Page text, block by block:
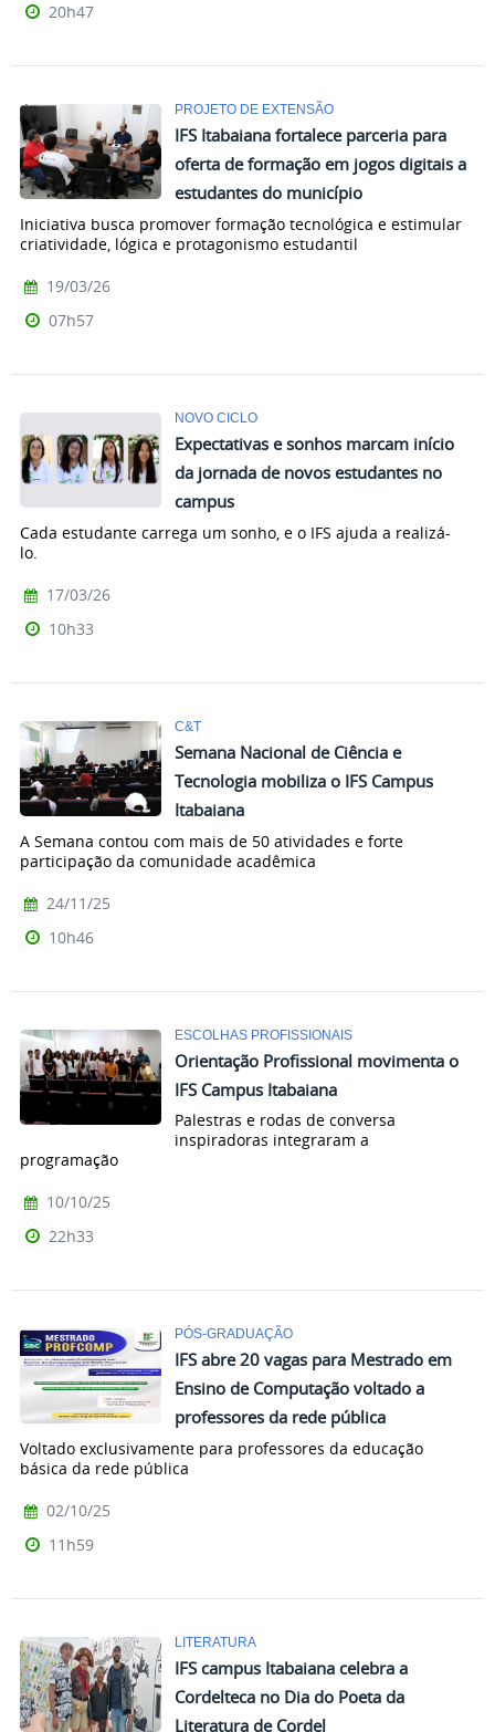
20h47
PROJETO DE EXTENSÃO
IFS Itabaiana fortalece parceria para
oferta de formação em jogos digitais a
estudantes do município
Iniciativa busca promover formação tecnológica e estimular
criatividade, lógica e protagonismo estudantil
19/03/26
07h57
NOVO CICLO
Expectativas e sonhos marcam início
da jornada de novos estudantes no
campus
Cada estudante carrega um sonho, e o IFS ajuda a realizá-
lo.
17/03/26
10h33
C&T
Semana Nacional de Ciência e
Tecnologia mobiliza o IFS Campus
Itabaiana
A Semana contou com mais de 50 atividades e forte
participação da comunidade acadêmica
24/11/25
10h46
ESCOLHAS PROFISSIONAIS
Orientação Profissional movimenta o
IFS Campus Itabaiana
Palestras e rodas de conversa
inspiradoras integraram a
programação
10/10/25
22h33
PÓS-GRADUAÇÃO
IFS abre 20 vagas para Mestrado em
Ensino de Computação voltado a
professores da rede pública
Voltado exclusivamente para professores da educação
básica da rede pública
02/10/25
11h59
LITERATURA
IFS campus Itabaiana celebra a
Cordelteca no Dia do Poeta da
Literatura de Cordel